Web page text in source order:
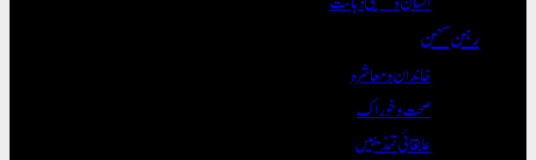
رہن سہن
خاندان و معاشرہ
صحت و خوراک
علاقائی تہذیبیں